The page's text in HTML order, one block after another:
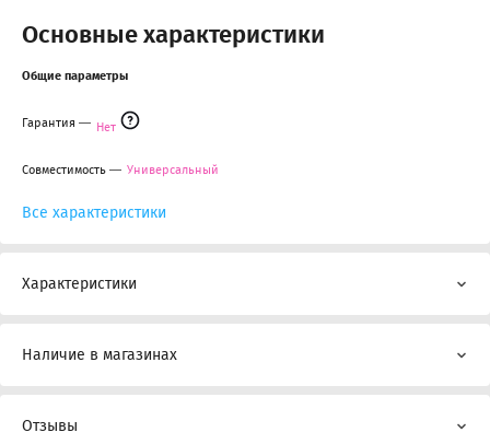
Основные характеристики
Общие параметры
Гарантия Нет
Совместимость Универсальный
Все характеристики
Характеристики
Наличие в магазинах
Отзывы